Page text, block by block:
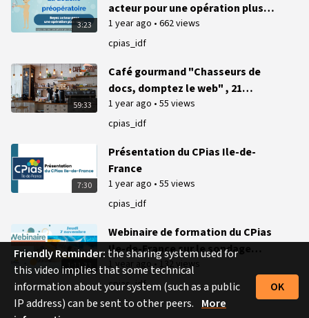
3:23
cpias_idf
acteur pour une opération plus
sûre !
1 year ago • 662 views
59:33
cpias_idf
Café gourmand "Chasseurs de
docs, domptez le web" , 21
novembre 2024
1 year ago • 55 views
7:30
cpias_idf
Présentation du CPias Ile-de-
France
1 year ago • 55 views
1:11:33
cpias_idf
Webinaire de formation du CPias
Ile-de-France sur le sondage
vésical - 7 novembre 2024
1 year ago • 132 views
Friendly Reminder: the sharing system used for
this video implies that some technical
information about your system (such as a public
IP address) can be sent to other peers. More
OK